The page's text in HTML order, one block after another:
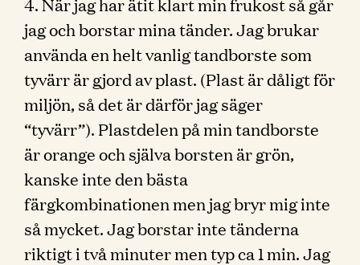
jag och borstar mina tänder. Jag brukar
använda en helt vanlig tandborste som
tyvärr är gjord av plast. (Plast är dåligt för
miljön, så det är därför jag säger
“tyvärr”). Plastdelen på min tandborste
är orange och själva borsten är grön,
kanske inte den bästa
färgkombinationen men jag bryr mig inte
så mycket. Jag borstar inte tänderna
riktigt i två minuter men typ ca 1 min. Jag